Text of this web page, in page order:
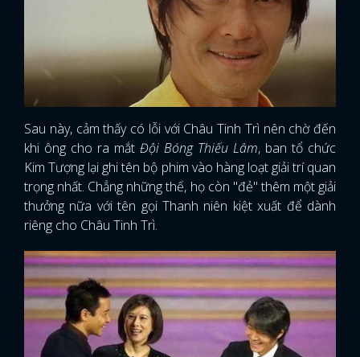
Sau này, cảm thấy có lỗi với Châu Tinh Trì nên chờ đến
khi ông cho ra mắt Đội Bóng Thiếu Lâm, ban tổ chức
Kim Tượng lại ghi tên bộ phim vào hàng loạt giải trí quan
trọng nhất. Chẳng những thế, họ còn "đẻ" thêm một giải
thưởng nữa với tên gọi Thanh niên kiệt xuất để dành
riêng cho Châu Tinh Trì.